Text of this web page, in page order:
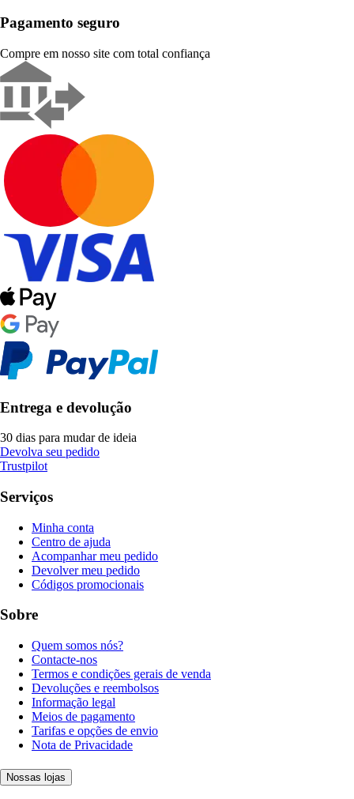
Pagamento seguro
Compre em nosso site com total confiança
Entrega e devolução
30 dias para mudar de ideia
Devolva seu pedido
Trustpilot
Serviços
Minha conta
Centro de ajuda
Acompanhar meu pedido
Devolver meu pedido
Códigos promocionais
Sobre
Quem somos nós?
Contacte-nos
Termos e condições gerais de venda
Devoluções e reembolsos
Informação legal
Meios de pagamento
Tarifas e opções de envio
Nota de Privacidade
Nossas lojas